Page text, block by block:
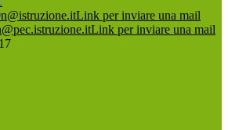
Link per inviare una mail
Link per inviare una mail